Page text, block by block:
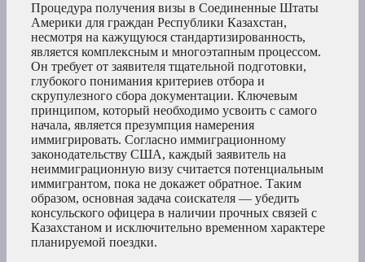
Процедура получения визы в Соединенные Штаты
Америки для граждан Республики Казахстан,
несмотря на кажущуюся стандартизированность,
является комплексным и многоэтапным процессом.
Он требует от заявителя тщательной подготовки,
глубокого понимания критериев отбора и
скрупулезного сбора документации. Ключевым
принципом, который необходимо усвоить с самого
начала, является презумпция намерения
иммигрировать. Согласно иммиграционному
законодательству США, каждый заявитель на
неиммиграционную визу считается потенциальным
иммигрантом, пока не докажет обратное. Таким
образом, основная задача соискателя — убедить
консульского офицера в наличии прочных связей с
Казахстаном и исключительно временном характере
планируемой поездки.